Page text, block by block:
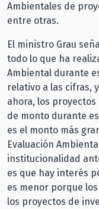
Ambientales de
entre otras.
El ministro Grau
todo lo que ha
Ambiental durante
relativo a las cifras,
ahora, los
de monto durante
es el monto más
Evaluación
institucionalidad
es que hay interés
es menor porque
los proyectos de